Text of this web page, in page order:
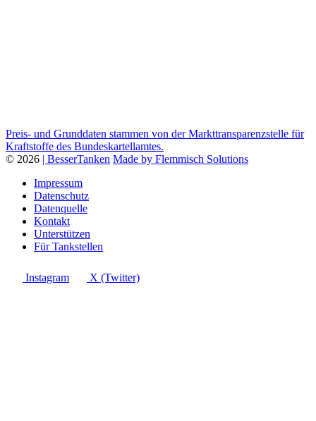
Preis- und Grunddaten stammen von der Markttransparenzstelle für
Kraftstoffe des Bundeskartellamtes.
© 2026 | BesserTanken Made by Flemmisch Solutions
Impressum
Datenschutz
Datenquelle
Kontakt
Unterstützen
Für Tankstellen
Instagram X (Twitter)